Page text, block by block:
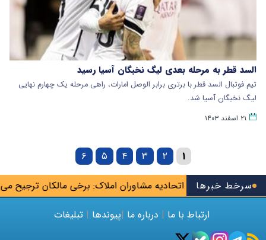
سرخط خبرهااتحادیه مشاوران املاک: برخی مالکان ترجیح می‌دهند
السد قطر به مرحله بعدی لیگ نخبگان آسیا رسید
تیم فوتبال السد قطر با برتری برابر الوصل امارات، راهی مرحله یک چهارم نهایی
لیگ نخبگان آسیا شد.
۲۱ اسفند ۱۴۰۳
۱ ۲ ۳ ۴ ۵ ۶
ارتباط با ما | درباره ما |پیوندها | تبلیغات